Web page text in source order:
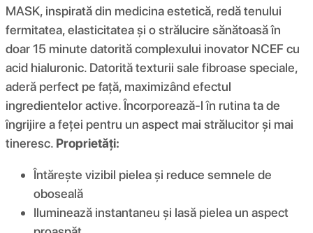
MASK, inspirată din medicina estetică, redă tenului
fermitatea, elasticitatea și o strălucire sănătoasă în
doar 15 minute datorită complexului inovator NCEF cu
acid hialuronic. Datorită texturii sale fibroase speciale,
aderă perfect pe față, maximizând efectul
ingredientelor active. Încorporează-l în rutina ta de
îngrijire a feței pentru un aspect mai strălucitor și mai
tineresc. Proprietăți:
Întărește vizibil pielea și reduce semnele de
oboseală
Iluminează instantaneu și lasă pielea un aspect